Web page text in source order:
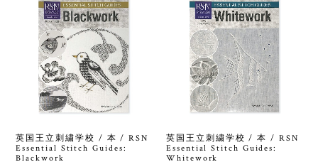
英国王立刺繍学校 / 本 / RSN
Essential Stitch Guides:
Blackwork
英国王立刺繍学校 / 本 / RSN
Essential Stitch Guides:
Whitework